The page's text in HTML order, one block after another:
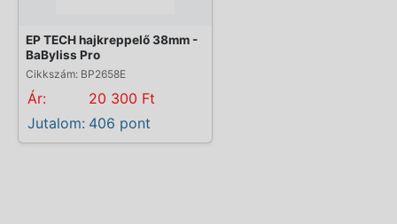
EP TECH hajkreppelő 38mm -
BaByliss Pro
Cikkszám: BP2658E
Ár:
20 300 Ft
Jutalom: 406 pont